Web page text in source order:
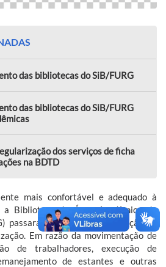
das bibliotecas do SiB/FURG
das bibliotecas do SiB/FURG
dos serviços de ficha
na BDTD
mais confortável e adequado à
a Biblioteca da Área Acadêmica da
passará por obras de instalação do
Em razão da movimentação de
de trabalhadores, execução de
de estantes e outras